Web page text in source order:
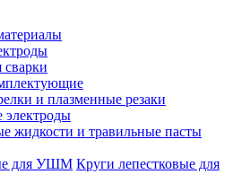
сварки
и плазменные резаки
жидкости и травильные пасты
Круги лепестковые для